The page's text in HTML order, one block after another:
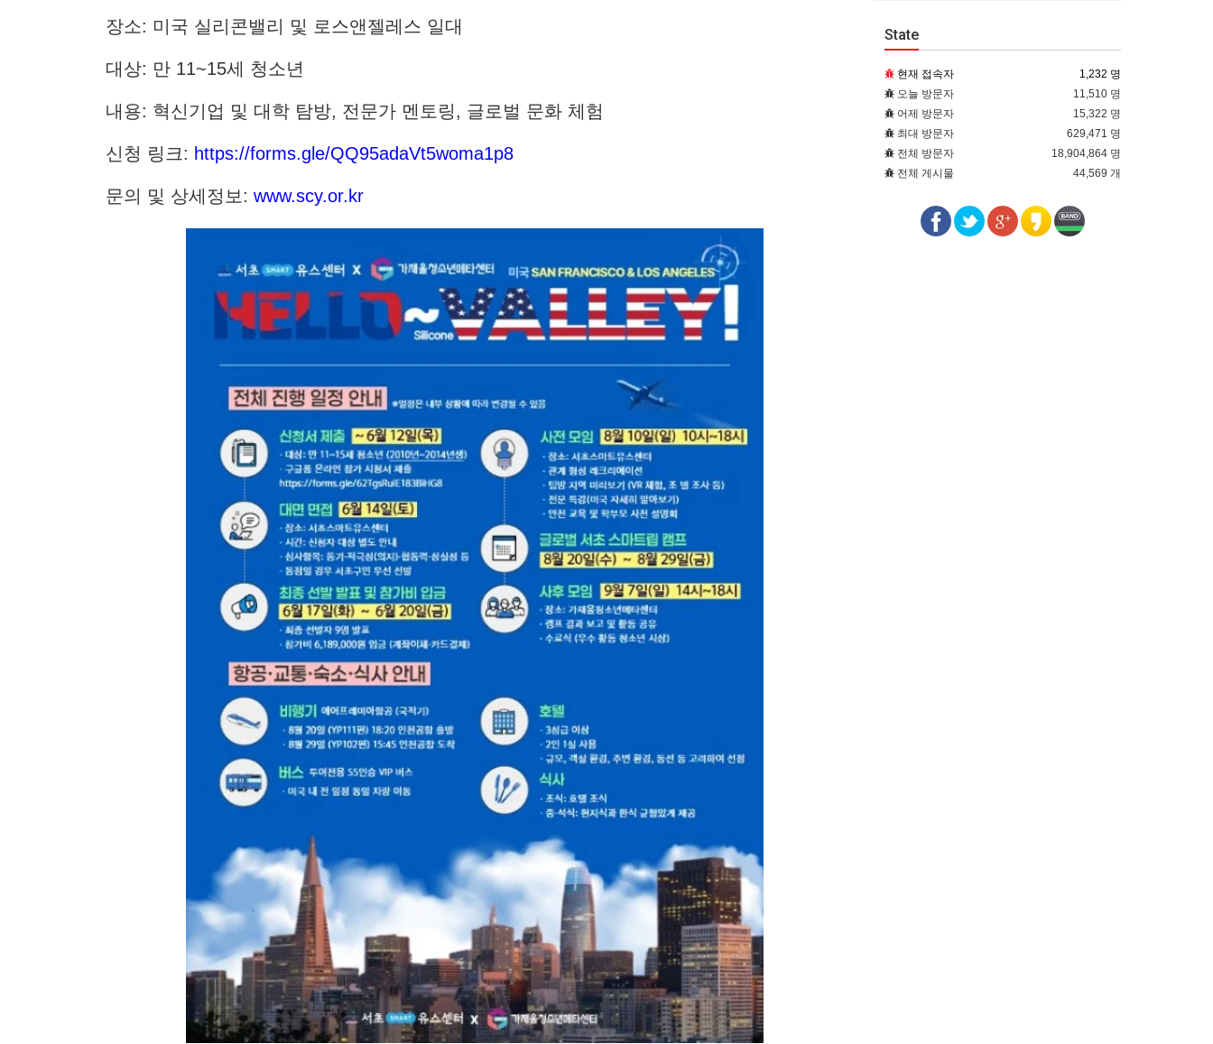
장소: 미국 실리콘밸리 및 로스앤젤레스 일대
대상: 만 11~15세 청소년
내용: 혁신기업 및 대학 탐방, 전문가 멘토링, 글로벌 문화 체험
신청 링크: https://forms.gle/QQ95adaVt5woma1p8
문의 및 상세정보: www.scy.or.kr
State
현재 접속자
1,232 명
오늘 방문자
11,510 명
어제 방문자
15,322 명
최대 방문자
629,471 명
전체 방문자
18,904,864 명
전체 게시물
44,569 개